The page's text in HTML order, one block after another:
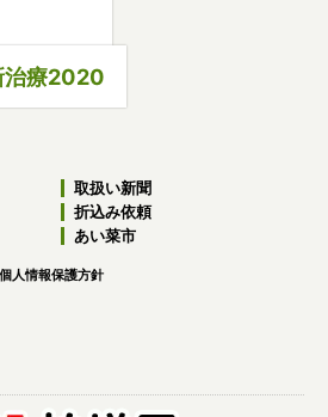
治療2020
取扱い新聞
折込み依頼
あい菜市
個人情報保護方針